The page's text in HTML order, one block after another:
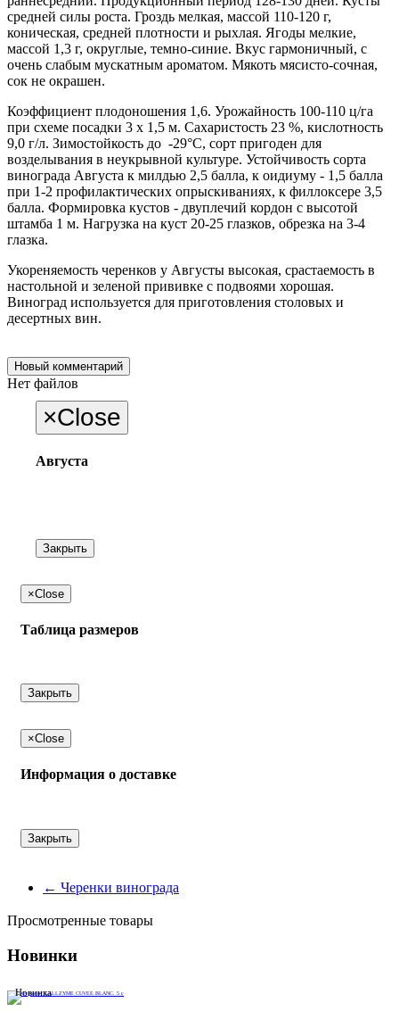
средней силы роста. Гроздь мелкая, массой 110-120 г,
коническая, средней плотности и рыхлая. Ягоды мелкие,
массой 1,3 г, округлые, темно-синие. Вкус гармоничный, с
очень слабым мускатным ароматом. Мякоть мясисто-сочная,
сок не окрашен.
Коэффициент плодоношения 1,6. Урожайность 100-110 ц/га
при схеме посадки 3 x 1,5 м. Сахаристость 23 %, кислотность
9,0 г/л. Зимостойкость до -29°С, сорт пригоден для
возделывания в неукрывной культуре. Устойчивость сорта
винограда Августа к милдью 2,5 балла, к оидиуму - 1,5 балла
при 1-2 профилактических опрыскиваниях, к филлоксере 3,5
балла. Формировка кустов - двуплечий кордон с высотой
штамба 1 м. Нагрузка на куст 20-25 глазков, обрезка на 3-4
глазка.
Укореняемость черенков у Августы высокая, срастаемость в
настольной и зеленой прививке с подвоями хорошая.
Виноград используется для приготовления столовых и
десертных вин.
Новый комментарий
Нет файлов
×Close
Августа
Закрыть
×Close
Таблица размеров
Закрыть
×Close
Информация о доставке
Закрыть
← Черенки винограда
Просмотренные товары
Новинки
Новинка